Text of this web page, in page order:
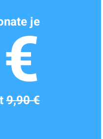
je
9,90 €